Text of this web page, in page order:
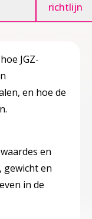
richtlijn
JGZ-
en hoe de
en
gewicht en
in de